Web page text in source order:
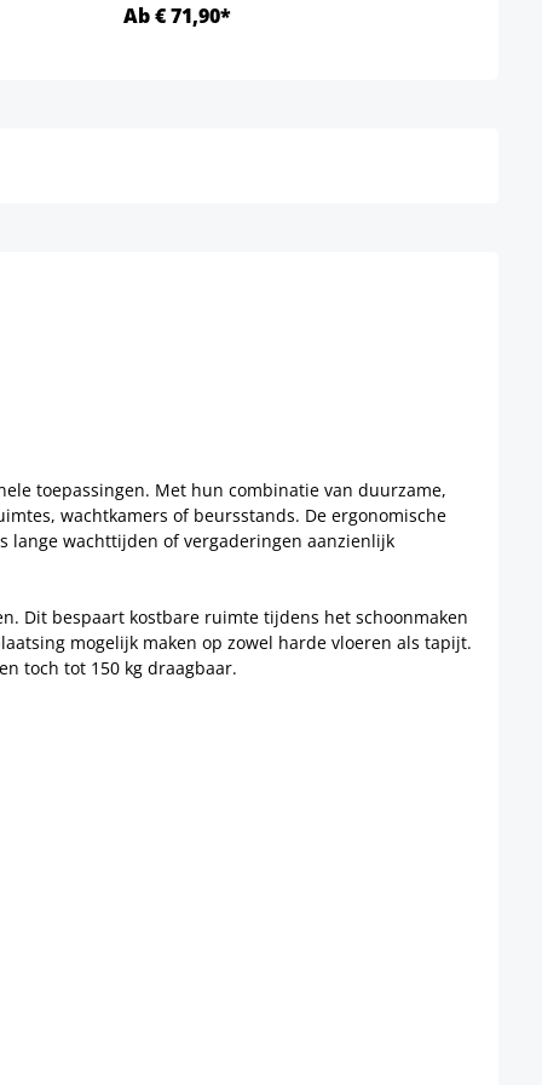
Ab € 71,90*
toepassingen. Met hun combinatie van duurzame,
wachtkamers of beursstands. De ergonomische
wachttijden of vergaderingen aanzienlijk
Dit bespaart kostbare ruimte tijdens het schoonmaken
mogelijk maken op zowel harde vloeren als tapijt.
toch tot 150 kg draagbaar.